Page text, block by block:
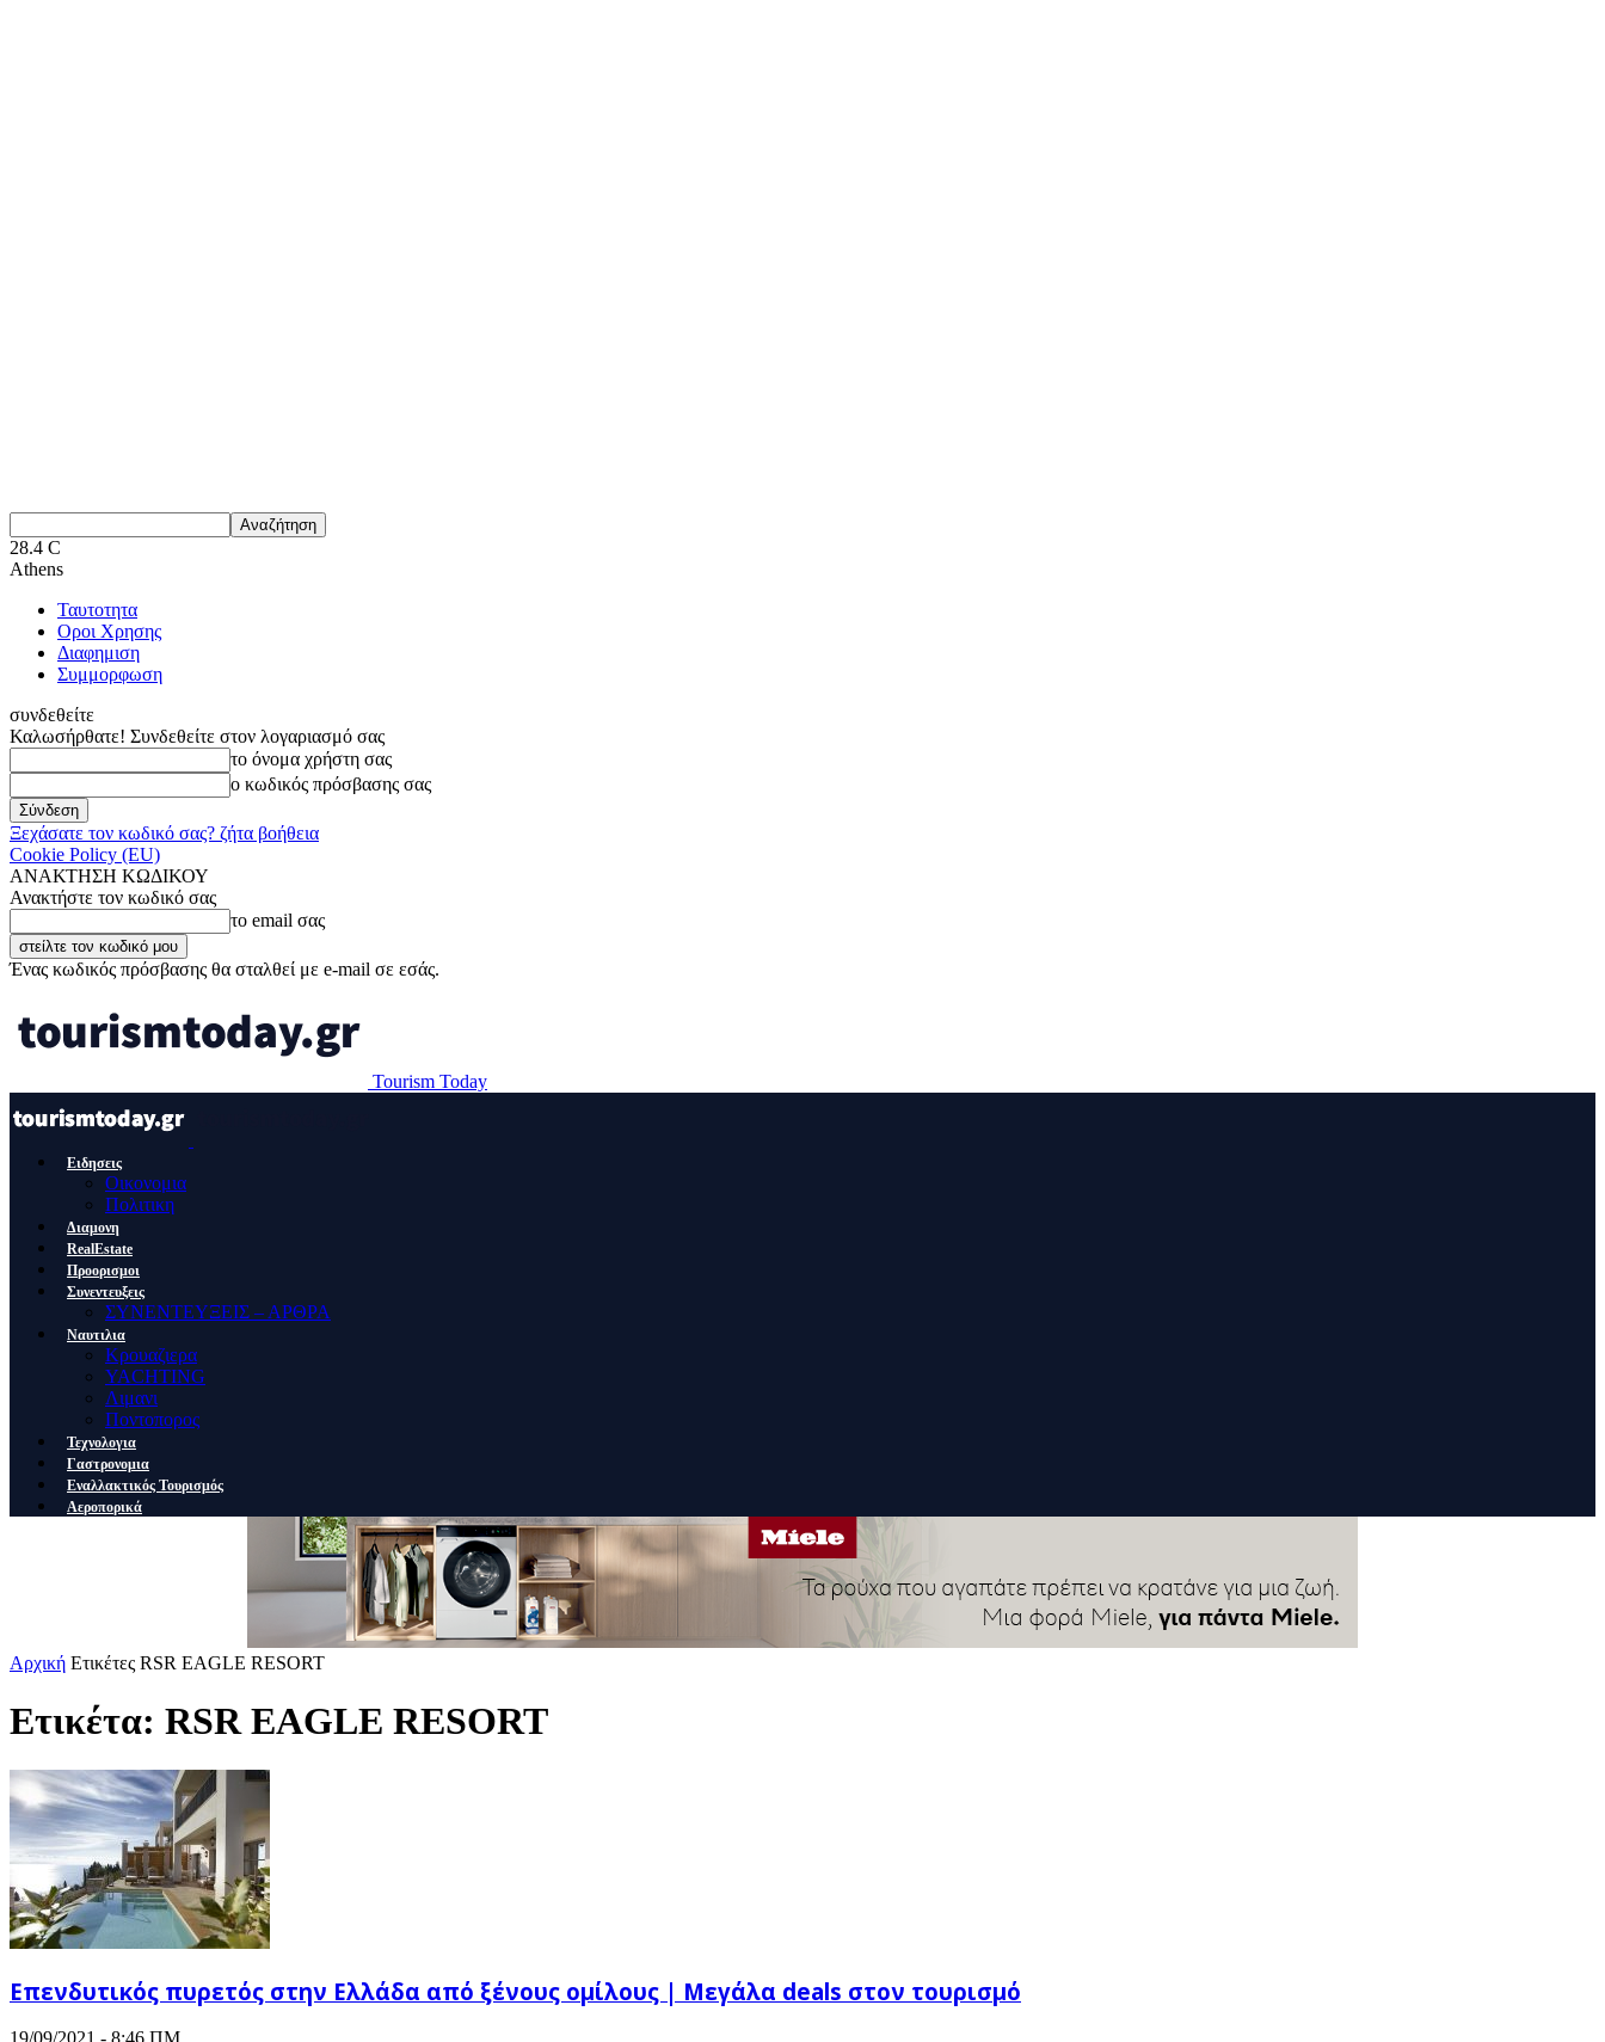
28.4 C
Athens
Ταυτοτητα
Οροι Χρησης
Διαφημιση
Συμμορφωση
συνδεθείτε
Καλωσήρθατε! Συνδεθείτε στον λογαριασμό σας
το όνομα χρήστη σας
ο κωδικός πρόσβασης σας
Ξεχάσατε τον κωδικό σας? ζήτα βοήθεια
Cookie Policy (EU)
ΑΝΑΚΤΗΣΗ ΚΩΔΙΚΟΥ
Ανακτήστε τον κωδικό σας
το email σας
Ένας κωδικός πρόσβασης θα σταλθεί με e-mail σε εσάς.
Tourism Today
Ειδησεις
Οικονομια
Πολιτικη
Διαμονη
RealEstate
Προορισμοι
Συνεντευξεις
ΣΥΝΕΝΤΕΥΞΕΙΣ – ΑΡΘΡΑ
Ναυτιλια
Κρουαζιερα
YACHTING
Λιμανι
Ποντοπορος
Τεχνολογια
Γαστρονομια
Εναλλακτικός Τουρισμός
Αεροπορικά
Αρχική Ετικέτες RSR EAGLE RESORT
Ετικέτα: RSR EAGLE RESORT
Επενδυτικός πυρετός στην Ελλάδα από ξένους ομίλους | Μεγάλα deals στον τουρισμό